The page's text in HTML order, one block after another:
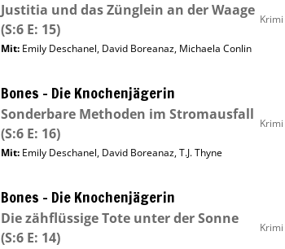
Justitia und das Zünglein an der Waage
(S:6 E: 15)
Krimi
Mit: Emily Deschanel, David Boreanaz, Michaela Conlin
Bones – Die Knochenjägerin
Sonderbare Methoden im Stromausfall
(S:6 E: 16)
Krimi
Mit: Emily Deschanel, David Boreanaz,T.J. Thyne
Bones – Die Knochenjägerin
Die zähflüssige Tote unter der Sonne
(S:6 E: 14)
Krimi